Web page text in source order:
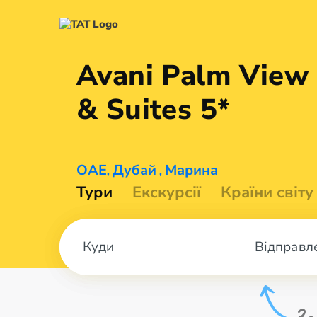
Avani Palm
& Suites 5*
ОАЕ, Дубай , Марина
Тури Екскурсії Країни світу